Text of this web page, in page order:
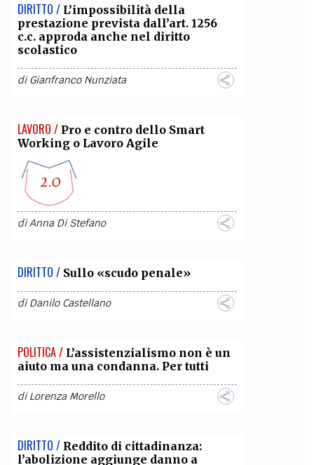
DIRITTO / L’impossibilità della
prestazione prevista dall’art. 1256
c.c. approda anche nel diritto
scolastico
diGianfranco Nunziata
LAVORO / Pro e contro dello Smart
Working o Lavoro Agile
diAnna Di Stefano
DIRITTO / Sullo «scudo penale»
diDanilo Castellano
POLITICA / L’assistenzialismo non è un
aiuto ma una condanna. Per tutti
diLorenza Morello
DIRITTO / Reddito di cittadinanza:
l’abolizione aggiunge danno a